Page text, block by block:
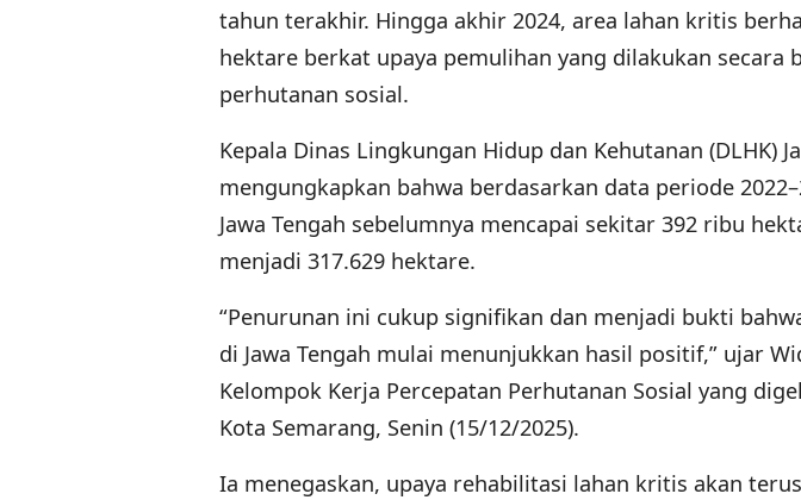
tahun terakhir. Hingga akhir 2024, area lahan kritis
hektare berkat upaya pemulihan yang dilakukan
perhutanan sosial.
Kepala Dinas Lingkungan Hidup dan Kehutanan (DLHK)
mengungkapkan bahwa berdasarkan data periode
Jawa Tengah sebelumnya mencapai sekitar 392 ribu
menjadi 317.629 hektare.
“Penurunan ini cukup signifikan dan menjadi bukti
di Jawa Tengah mulai menunjukkan hasil positif,” ujar
Kelompok Kerja Percepatan Perhutanan Sosial yang
Kota Semarang, Senin (15/12/2025).
Ia menegaskan, upaya rehabilitasi lahan kritis akan